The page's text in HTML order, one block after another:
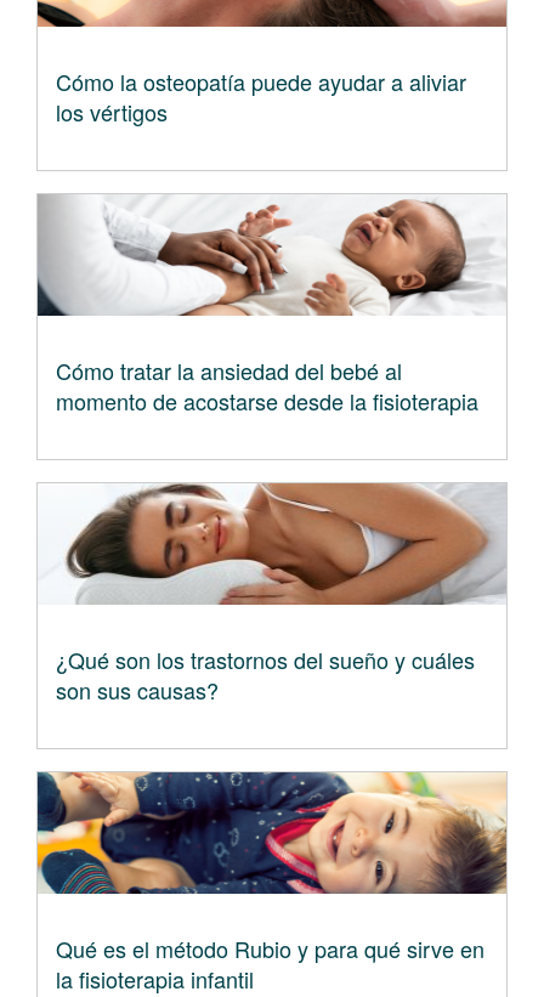
Cómo la osteopatía puede ayudar a aliviar
los vértigos
Cómo tratar la ansiedad del bebé al
momento de acostarse desde la fisioterapia
¿Qué son los trastornos del sueño y cuáles
son sus causas?
Qué es el método Rubio y para qué sirve en
la fisioterapia infantil